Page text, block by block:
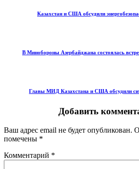
Казахстан и США обсудили
В Минобороны Азербайджана состоялась
Главы МИД Казахстана и США обсудили
Добавить
Ваш адрес email не будет опубликован.
помечены *
Комментарий *